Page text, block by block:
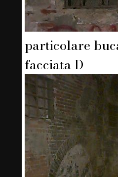
particolare
facciata D